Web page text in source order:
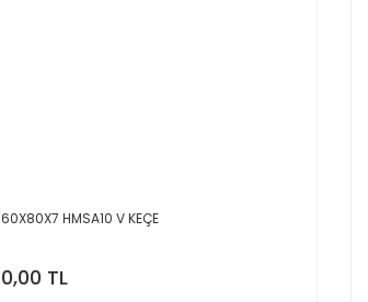
60X80X7 HMSA10 V KEÇE
0,00 TL